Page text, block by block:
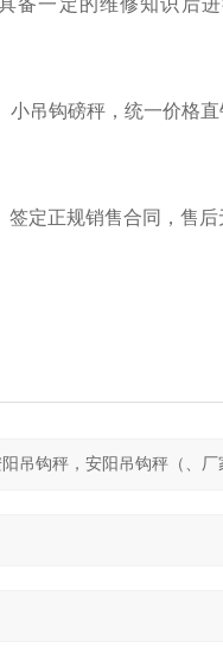
备一定的维修知识后
小吊钩磅秤，统一价格
定正规销售合同，售后